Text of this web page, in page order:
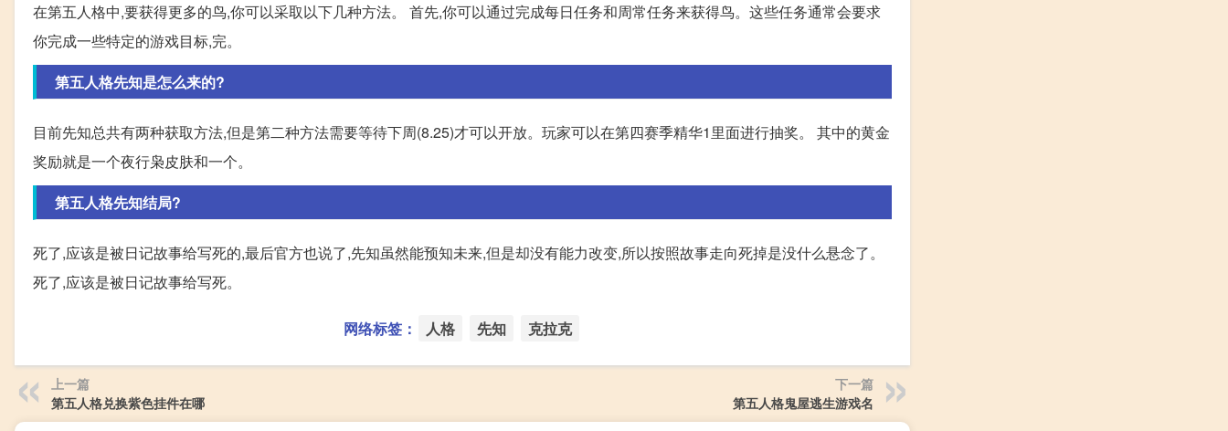
在第五人格中,要获得更多的鸟,你可以采取以下几种方法。 首先,你可以通过完成每日任务和周常任务来获得鸟。这些任务通常会要求
你完成一些特定的游戏目标,完。
第五人格先知是怎么来的?
目前先知总共有两种获取方法,但是第二种方法需要等待下周(8.25)才可以开放。玩家可以在第四赛季精华1里面进行抽奖。 其中的黄金
奖励就是一个夜行枭皮肤和一个。
第五人格先知结局?
死了,应该是被日记故事给写死的,最后官方也说了,先知虽然能预知未来,但是却没有能力改变,所以按照故事走向死掉是没什么悬念了。
死了,应该是被日记故事给写死。
网络标签： 人格 先知 克拉克
上一篇
第五人格兑换紫色挂件在哪
下一篇
第五人格鬼屋逃生游戏名